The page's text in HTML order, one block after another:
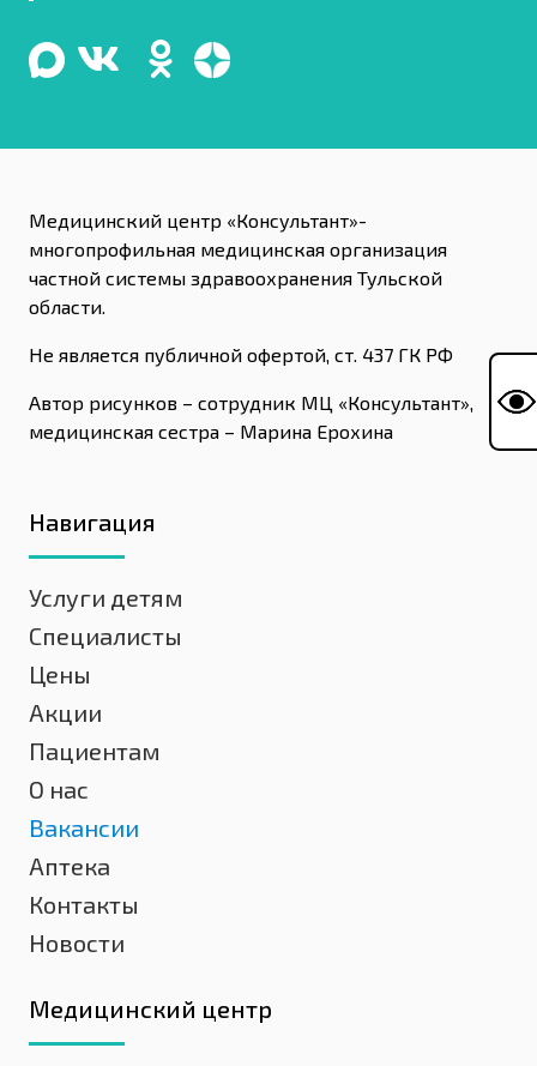
Медицинский центр «Консультант»-
многопрофильная медицинская организация
частной системы здравоохранения Тульской
области.
Не является публичной офертой, ст. 437 ГК РФ
Автор рисунков – сотрудник МЦ «Консультант»,
медицинская сестра – Марина Ерохина
Навигация
Услуги детям
Специалисты
Цены
Акции
Пациентам
О нас
Вакансии
Аптека
Контакты
Новости
Медицинский центр